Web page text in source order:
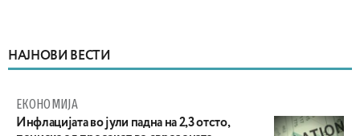
НАЈНОВИ ВЕСТИ
ЕКОНОМИЈА
Инфлацијата во јули падна на 2,3 отсто,